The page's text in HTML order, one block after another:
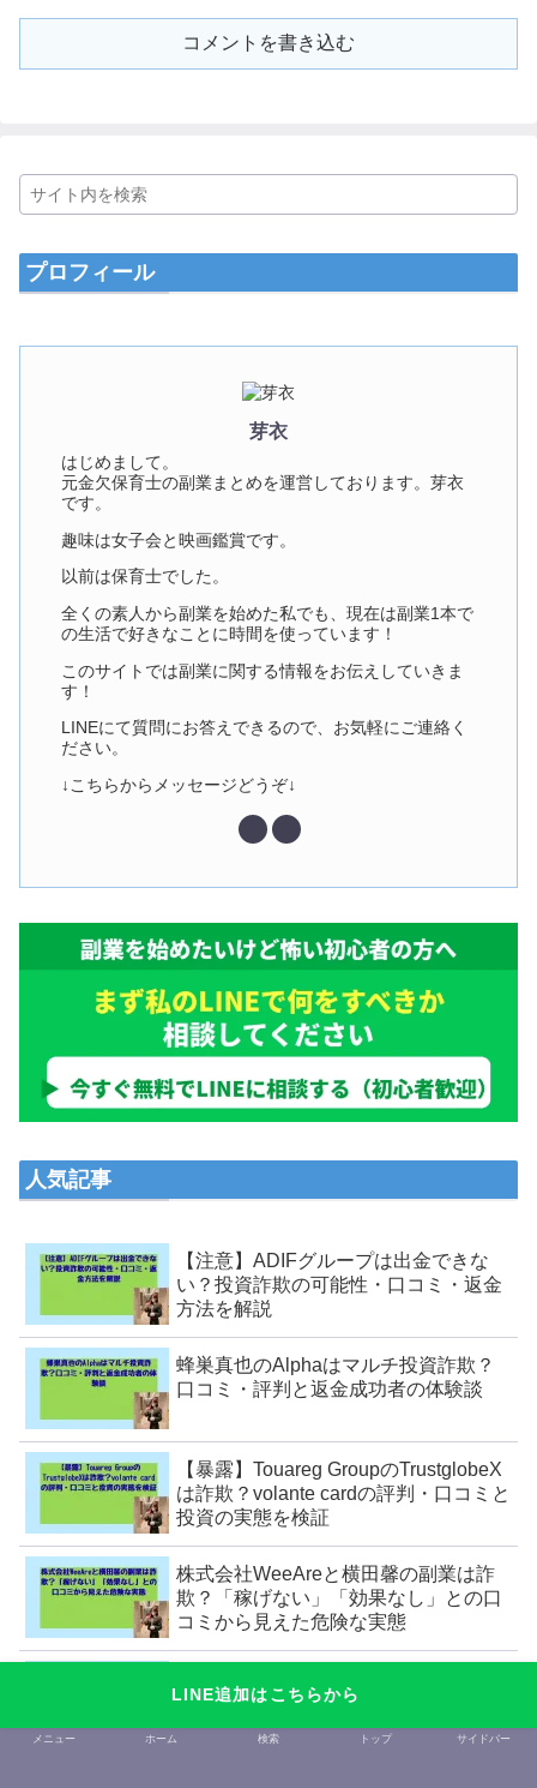
コメントを書き込む
プロフィール
芽衣
はじめまして。
元金欠保育士の副業まとめを運営しております。芽衣
です。
趣味は女子会と映画鑑賞です。
以前は保育士でした。
全くの素人から副業を始めた私でも、現在は副業1本で
の生活で好きなことに時間を使っています！
このサイトでは副業に関する情報をお伝えしていきま
す！
LINEにて質問にお答えできるので、お気軽にご連絡く
ださい。
↓こちらからメッセージどうぞ↓
人気記事
【注意】ADIFグループは出金できな
い？投資詐欺の可能性・口コミ・返金
方法を解説
蜂巣真也のAlphaはマルチ投資詐欺？
口コミ・評判と返金成功者の体験談
【暴露】Touareg GroupのTrustglobeX
は詐欺？volante cardの評判・口コミと
投資の実態を検証
株式会社WeeAreと横田馨の副業は詐
欺？「稼げない」「効果なし」との口
コミから見えた危険な実態
ス銀行案件の実態と口コミ・危険性
LINE追加はこちらから
メニュー ホーム 検索 トップ サイドバー